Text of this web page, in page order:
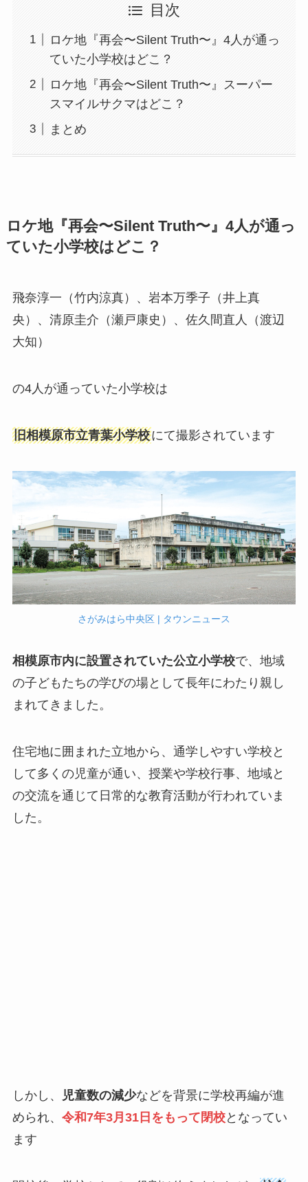
目次
ロケ地『再会〜Silent Truth〜』4人が通っ
ていた小学校はどこ？
ロケ地『再会〜Silent Truth〜』スーパー
スマイルサクマはどこ？
まとめ
ロケ地『再会〜Silent Truth〜』 4人が通っ
ていた小学校はどこ？
飛奈淳一（竹内涼真）、岩本万季子（井上真
央）、清原圭介（瀬戸康史）、佐久間直人（渡辺
大知）
の4人が通っていた小学校は
旧相模原市立青葉小学校にて撮影されています
さがみはら中央区 | タウンニュース
相模原市内に設置されていた公立小学校で、地域
の子どもたちの学びの場として長年にわたり親し
まれてきました。
住宅地に囲まれた立地から、通学しやすい学校と
して多くの児童が通い、授業や学校行事、地域と
の交流を通じて日常的な教育活動が行われていま
した。
しかし、 児童数の減少などを背景に学校再編が進
められ、 令和7年3月31日をもって閉校となってい
ます